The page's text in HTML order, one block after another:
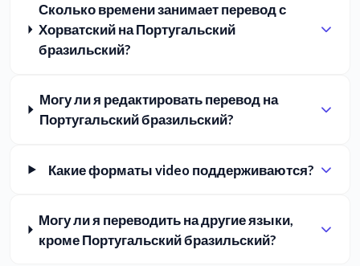
Сколько времени занимает перевод с
Хорватский на Португальский
бразильский?
Могу ли я редактировать перевод на
Португальский бразильский?
Какие форматы video поддерживаются?
Могу ли я переводить на другие языки,
кроме Португальский бразильский?